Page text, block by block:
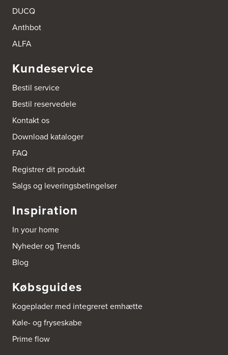
DUCQ
Anthbot
ALFA
Kundeservice
Bestil service
Bestil reservedele
Kontakt os
Download kataloger
FAQ
Registrer dit produkt
Salgs og leveringsbetingelser
Inspiration
In your home
Nyheder og Trends
Blog
Købsguides
Kogeplader med integreret emhætte
Køle- og fryseskabe
Prime flow